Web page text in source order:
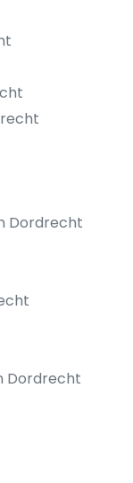
Dordrecht
Dordrecht